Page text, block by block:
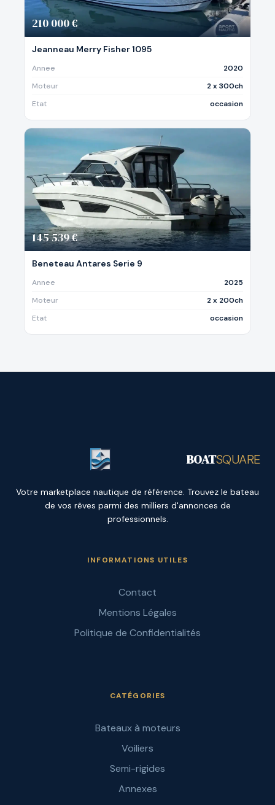
210 000 €
Jeanneau Merry Fisher 1095
Annee
2020
Moteur
2 x 300ch
Etat
occasion
145 539 €
Beneteau Antares Serie 9
Annee
2025
Moteur
2 x 200ch
Etat
occasion
BOATSQUARE
Votre marketplace nautique de référence. Trouvez le bateau
de vos rêves parmi des milliers d'annonces de
professionnels.
INFORMATIONS UTILES
Contact
Mentions Légales
Politique de Confidentialités
CATÉGORIES
Bateaux à moteurs
Voiliers
Semi-rigides
Annexes